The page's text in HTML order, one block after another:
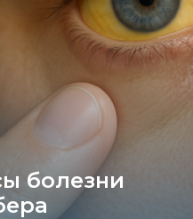
болезни